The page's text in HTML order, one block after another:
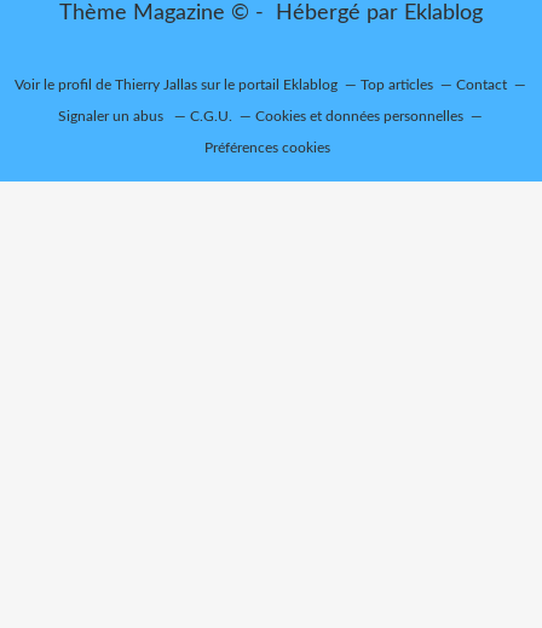
Thème Magazine © - Hébergé par Eklablog
Voir le profil deThierry Jallas sur le portail Eklablog Top articles Contact
Signaler un abus C.G.U. Cookies et données personnelles
Préférences cookies